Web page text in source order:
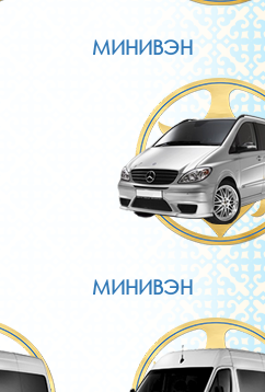
МИНИВЭН
МИНИВЭН